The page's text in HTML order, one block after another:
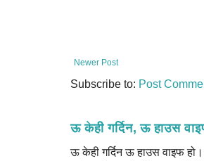
Newer Post
Subscribe to: Post
ऊ केही गर्दिन, ऊ हाउस
ऊ केही गर्दिन ऊ हाउस वाइफ